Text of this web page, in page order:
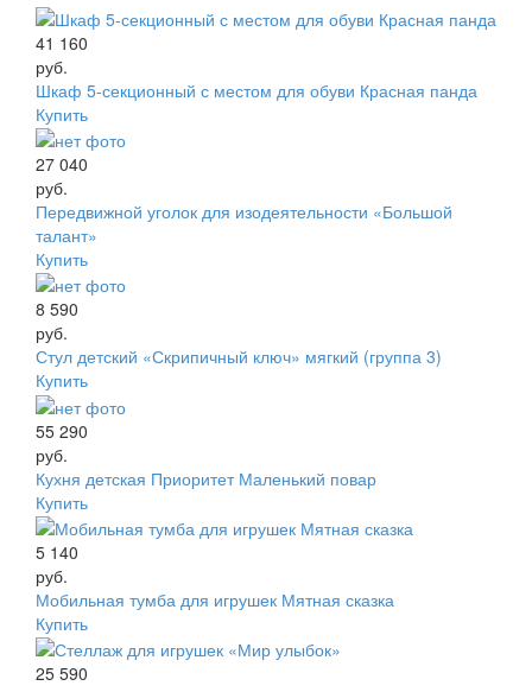
41 160
руб.
Шкаф 5-секционный с местом для обуви Красная панда
Купить
27 040
руб.
Передвижной уголок для изодеятельности «Большой
талант»
Купить
8 590
руб.
Стул детский «Скрипичный ключ» мягкий (группа 3)
Купить
55 290
руб.
Кухня детская Приоритет Маленький повар
Купить
5 140
руб.
Мобильная тумба для игрушек Мятная сказка
Купить
25 590